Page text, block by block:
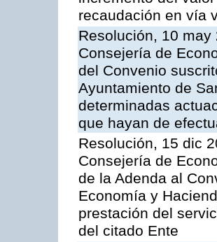
recaudación en vía
Resolución, 10
Consejería de
del Convenio
Ayuntamiento de
determinadas
que hayan de
Resolución, 15 dic
Consejería de
de la Adenda al
Economía y
prestación del
del citado Ente